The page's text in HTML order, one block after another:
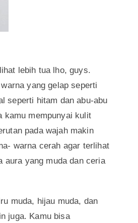
lebih tua lho, guys.